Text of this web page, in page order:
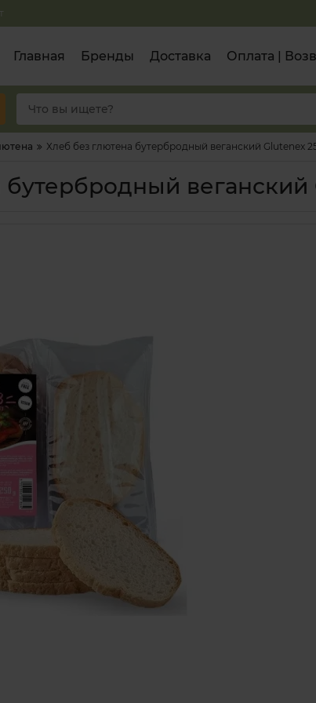
Главная Бренды Доставка Оплата |
Хлеб без глютена бутербродный веганский Glutenex
веганский